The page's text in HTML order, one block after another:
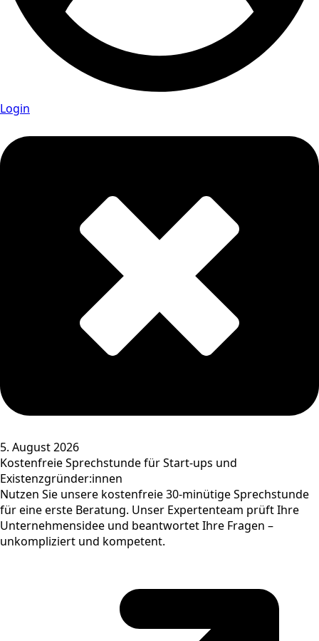
Login
5. August 2026
Kostenfreie Sprechstunde für Start-ups und
Existenzgründer:innen
Nutzen Sie unsere kostenfreie 30-minütige Sprechstunde
für eine erste Beratung. Unser Expertenteam prüft Ihre
Unternehmensidee und beantwortet Ihre Fragen –
unkompliziert und kompetent.